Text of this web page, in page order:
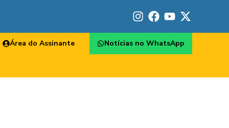
Área do Assinante Notícias no WhatsApp